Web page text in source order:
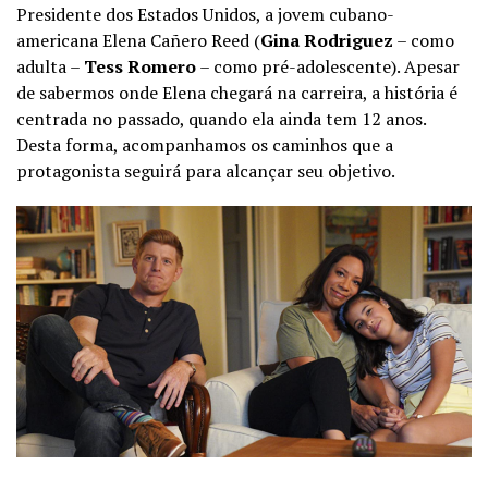
Presidente dos Estados Unidos, a jovem cubano-
americana Elena Cañero Reed (Gina Rodriguez – como
adulta – Tess Romero– como pré-adolescente). Apesar
de sabermos onde Elena chegará na carreira, a história é
centrada no passado, quando ela ainda tem 12 anos.
Desta forma, acompanhamos os caminhos que a
protagonista seguirá para alcançar seu objetivo.